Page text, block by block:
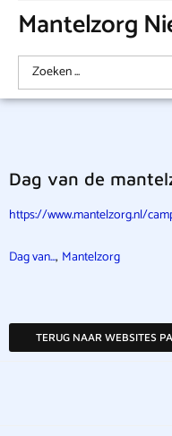
Mantelzorg
Dag van de
https://www.mantelzorg.nl/
Dag van..., Mantelzorg
TERUG NAAR WEBSITES